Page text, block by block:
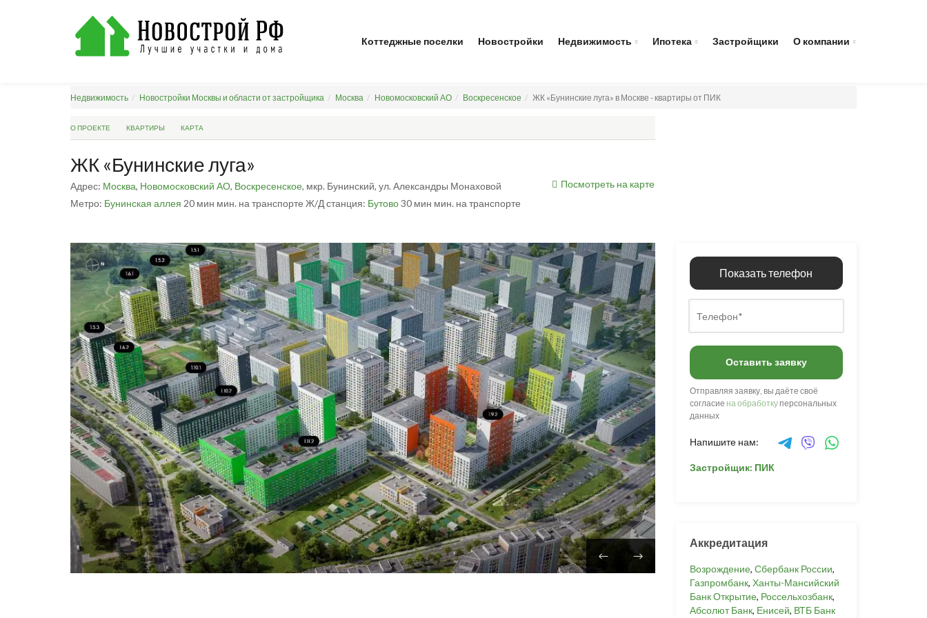
Коттеджные поселки Новостройки Недвижимость Ипотека Застройщики О компании
Недвижимость Новостройки Москвы и области от застройщика Москва Новомосковский АО Воскресенское ЖК «Бунинские луга» в Москве - квартиры от ПИК
О ПРОЕКТЕ КВАРТИРЫ КАРТА
ЖК «Бунинские луга»
Адрес: Москва, Новомосковский АО, Воскресенское, мкр. Бунинский, ул. Александры Монаховой
Метро: Бунинская аллея 20 мин мин. на транспорте Ж/Д станция: Бутово30 мин мин. на транспорте
Посмотреть на карте
Показать телефон
Оставить заявку
Отправляя заявку, вы даёте своё
согласие на обработкуперсональных
данных
Напишите нам:
Застройщик: ПИК
Аккредитация
Возрождение, Сбербанк России,
Газпромбанк, Ханты-Мансийский
Банк Открытие, Россельхозбанк,
Абсолют Банк, Енисей, ВТБ Банк